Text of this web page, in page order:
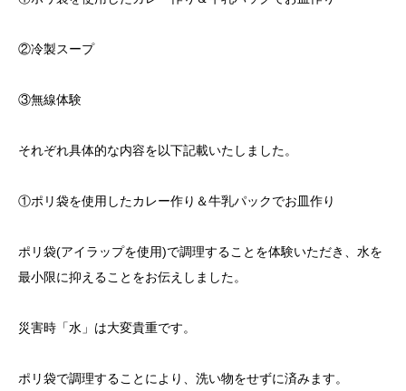
②冷製スープ
③無線体験
それぞれ具体的な内容を以下記載いたしました。
①ポリ袋を使用したカレー作り＆牛乳パックでお皿作り
ポリ袋(アイラップを使用)で調理することを体験いただき、水を
最小限に抑えることをお伝えしました。
災害時「水」は大変貴重です。
ポリ袋で調理することにより、洗い物をせずに済みます。